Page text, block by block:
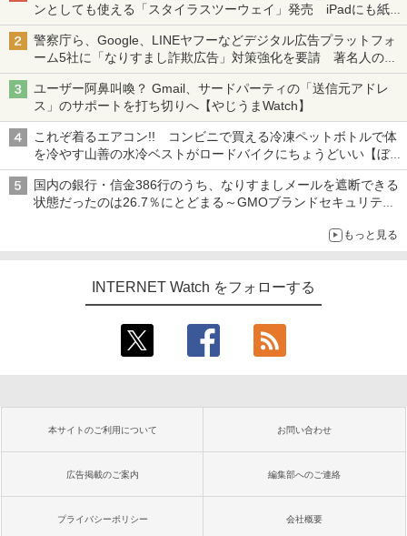
ンとしても使える「スタイラスツーウェイ」発売 iPadにも紙に
も、持ち替えずに書き込める
警察庁ら、Google、LINEヤフーなどデジタル広告プラットフォ
ーム5社に「なりすまし詐欺広告」対策強化を要請 著名人の写
真や映像を使った投資詐欺などへの対策として
ユーザー阿鼻叫喚？ Gmail、サードパーティの「送信元アドレ
ス」のサポートを打ち切りへ【やじうまWatch】
これぞ着るエアコン!! コンビニで買える冷凍ペットボトルで体
を冷やす山善の水冷ベストがロードバイクにちょうどいい【ぼっ
ち・ざ・ろーど！その14】【空いた時間でなにしてる？】
国内の銀行・信金386行のうち、なりすましメールを遮断できる
状態だったのは26.7％にとどまる～GMOブランドセキュリティ
もっと見る
INTERNET Watch をフォローする
本サイトのご利用について お問い合わせ
広告掲載のご案内 編集部へのご連絡
プライバシーポリシー 会社概要